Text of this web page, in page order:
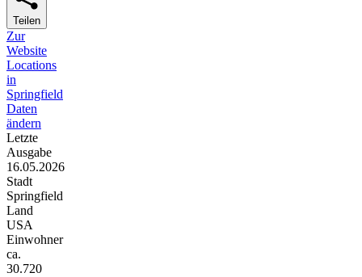
Teilen
Zur
Website
Locations
in
Springfield
Daten
ändern
Letzte
Ausgabe
16.05.2026
Stadt
Springfield
Land
USA
Einwohner
ca.
30.720